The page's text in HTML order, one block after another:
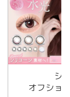
シ
オフショ